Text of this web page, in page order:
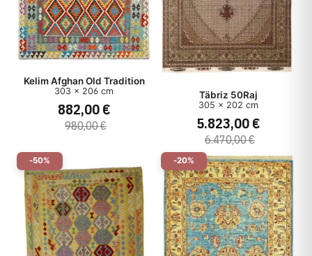
Kelim Afghan Old Tradition
303 x 206 cm
882,00 €
980,00 €
Täbriz 50Raj
305 x 202 cm
5.823,00 €
6.470,00 €
-50% -20%